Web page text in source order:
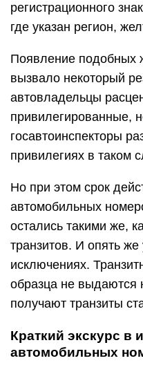
регистрационного
где указан регион,
Появление подобных
вызвало некоторый
автовладельцы
привилегированные,
госавтоинспекторы
привилегиях в таком
Но при этом срок
автомобильных
остались такими же,
транзитов. И опять
исключениях.
образца не выдаются
получают транзиты
Краткий экскурс в
автомобильных